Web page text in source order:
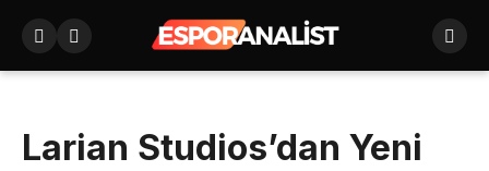
Larian Studios’dan Yeni